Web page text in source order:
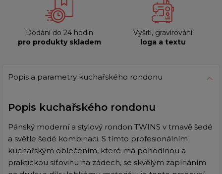
Dodání do 24 hodin
pro produkty skladem
Vyšití, gravírování
loga a textu
Popis a parametry kuchařského rondonu
Popis kuchařského rondonu
Pánský moderní a stylový rondon TWINS v tmavě šedé
a světle šedé kombinaci. S tímto profesionálním
kuchařským oblečením, které má pohodlnou a
praktickou síťovinu na zádech, se skvělým zapínáním